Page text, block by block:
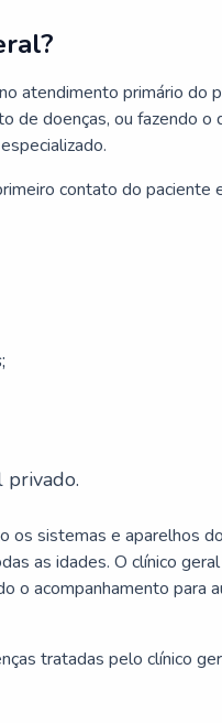
atendimento primário do
de doenças, ou fazendo o
contato do paciente
privado.
os sistemas e aparelhos
as idades. O clínico
o acompanhamento para
tratadas pelo clínico